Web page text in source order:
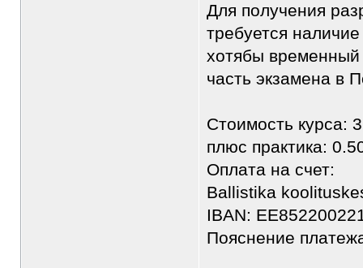
Для получения
требуется
хотябы временный
часть экзамена в
Стоимость курса:
плюс практика:
Оплата на счет:
Ballistika
IBAN:
Пояснение